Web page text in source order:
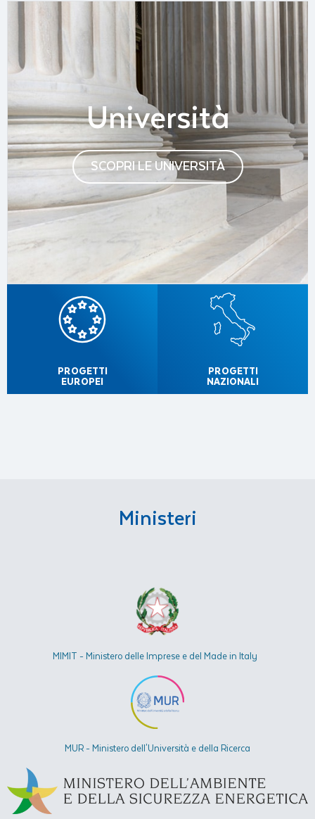
Università
SCOPRI LE UNIVERSITÀ
PROGETTI
EUROPEI
PROGETTI
NAZIONALI
Ministeri
MIMIT - Ministero delle Imprese e del Made in Italy
MUR - Ministero dell'Università e della Ricerca